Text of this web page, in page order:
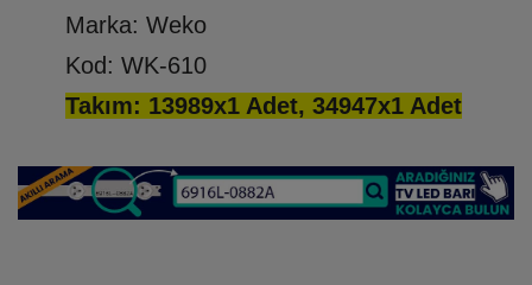
Marka: Weko
Kod: WK-610
Takım: 13989x1 Adet, 34947x1 Adet